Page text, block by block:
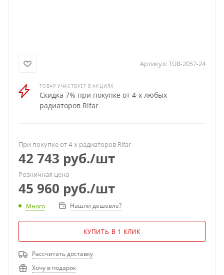
Артикул:TUB-2057-24
ТОВАР УЧАСТВУЕТ В АКЦИЯХ
Скидка 7% при покупке от 4-х любых
радиаторов Rifar
При покупке от 4-х радиаторов Rifar
42 743 руб./шт
Розничная цена
45 960 руб./шт
Много Нашли дешевле?
КУПИТЬ В 1 КЛИК
Рассчитать доставку
Хочу в подарок